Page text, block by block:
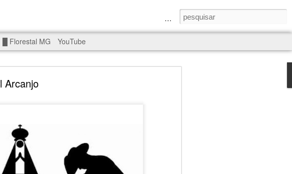
Arcanjo
█ Florestal MG YouTube
by the world, and it